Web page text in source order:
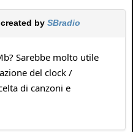
by SBradio
Sarebbe molto utile
del clock /
di canzoni e